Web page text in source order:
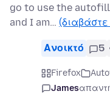
go to use the
and I am…
Ανοικτό 5
Firefox
James